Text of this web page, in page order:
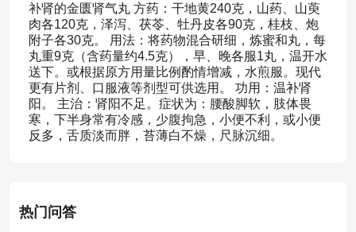
补肾的金匮肾气丸 方药：干地黄240克，山药、山萸
肉各120克，泽泻、茯苓、牡丹皮各90克，桂枝、炮
附子各30克。 用法：将药物混合研细，炼蜜和丸，每
丸重9克（含药量约4.5克），早、晚各服1丸，温开水
送下。或根据原方用量比例酌情增减，水煎服。现代
更有片剂、口服液等剂型可供选用。 功用：温补肾
阳。 主治：肾阳不足。症状为：腰酸脚软，肢体畏
寒，下半身常有冷感，少腹拘急，小便不利，或小便
反多，舌质淡而胖，苔薄白不燥，尺脉沉细。
热门问答